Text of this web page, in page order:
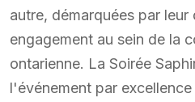
autre, démarquées par
engagement au sein de la
ontarienne. La Soirée
l'événement par